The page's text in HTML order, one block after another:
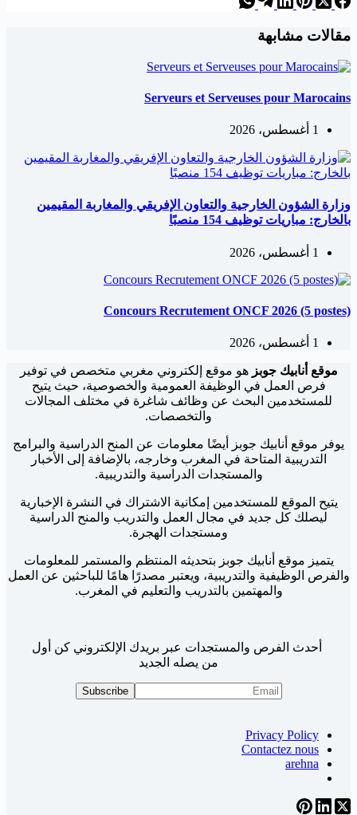
مقالات مشابهة
Serveurs et Serveuses pour Marocains
1 أغسطس، 2026
وزارة الشؤون الخارجية والتعاون الإفريقي والمغاربة المقيمين
بالخارج: مباريات توظيف 154 منصبًا
1 أغسطس، 2026
Concours Recrutement ONCF 2026 (5 postes)
1 أغسطس، 2026
موقع أنابيك جوبزهو موقع إلكتروني مغربي متخصص في توفير
فرص العمل في الوظيفة العمومية والخصوصية، حيث يتيح
للمستخدمين البحث عن وظائف شاغرة في مختلف المجالات
والتخصصات.
يوفر موقع أنابيك جوبز أيضًا معلومات عن المنح الدراسية والبرامج
التدريبية المتاحة في المغرب وخارجه، بالإضافة إلى الأخبار
والمستجدات الدراسية والتدريبية.
يتيح الموقع للمستخدمين إمكانية الاشتراك في النشرة الإخبارية
ليصلك كل جديد في مجال العمل والتدريب والمنح الدراسية
ومستجدات الهجرة.
يتميز موقع أنابيك جوبز بتحديثه المنتظم والمستمر للمعلومات
والفرص الوظيفية والتدريبية، ويعتبر مصدرًا هامًا للباحثين عن العمل
والمهتمين بالتدريب والتعليم في المغرب.
أحدث الفرص والمستجدات عبر بريدك الإلكتروني كن أول
من يصله الجديد
Privacy Policy
Contactez nous
arehna